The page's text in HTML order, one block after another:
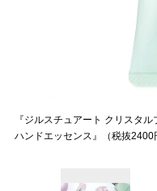
『ジルスチュアート クリスタ
ハンドエッセンス』（税抜2400